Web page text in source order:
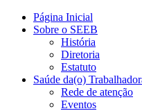
Página Inicial
Sobre o SEEB
História
Diretoria
Estatuto
Saúde da(o)
Rede de atenção
Eventos